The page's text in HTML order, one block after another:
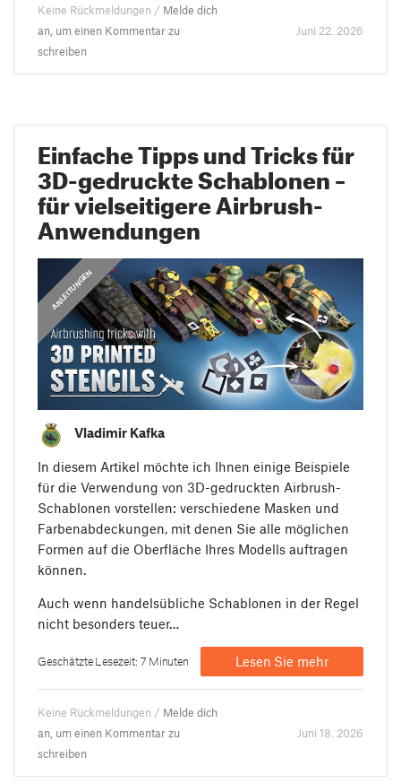
Keine Rückmeldungen / Melde dich
an, um einen Kommentar zu
schreiben
Juni 22. 2026
Einfache Tipps und Tricks für
3D-gedruckte Schablonen –
für vielseitigere Airbrush-
Anwendungen
ANLEITUNGEN
Vladimir Kafka
In diesem Artikel möchte ich Ihnen einige Beispiele
für die Verwendung von 3D-gedruckten Airbrush-
Schablonen vorstellen: verschiedene Masken und
Farbenabdeckungen, mit denen Sie alle möglichen
Formen auf die Oberfläche Ihres Modells auftragen
können.
Auch wenn handelsübliche Schablonen in der Regel
nicht besonders teuer…
Geschätzte Lesezeit: 7 Minuten Lesen Sie mehr
Keine Rückmeldungen / Melde dich
an, um einen Kommentar zu
schreiben
Juni 18. 2026